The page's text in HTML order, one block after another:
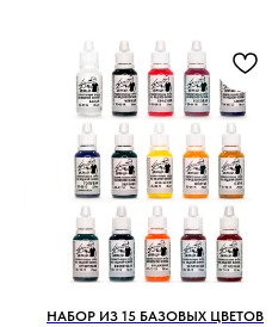
НАБОР ИЗ 15 БАЗОВЫХ ЦВЕТОВ